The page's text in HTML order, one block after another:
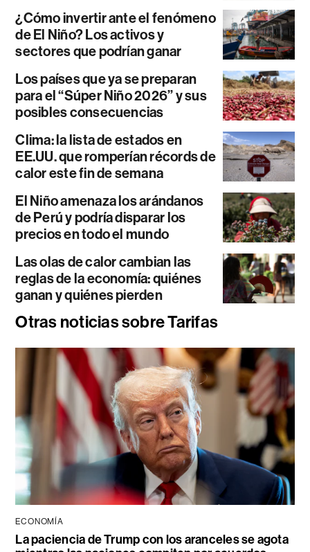
¿Cómo invertir ante el fenómeno
de El Niño? Los activos y
sectores que podrían ganar
Los países que ya se preparan
para el “Súper Niño 2026” y sus
posibles consecuencias
Clima: la lista de estados en
EE.UU. que romperían récords de
calor este fin de semana
El Niño amenaza los arándanos
de Perú y podría disparar los
precios en todo el mundo
Las olas de calor cambian las
reglas de la economía: quiénes
ganan y quiénes pierden
Otras noticias sobre Tarifas
ECONOMÍA
La paciencia de Trump con los aranceles se agota